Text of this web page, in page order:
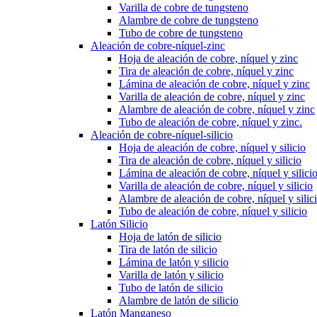
Varilla de cobre de tungsteno
Alambre de cobre de tungsteno
Tubo de cobre de tungsteno
Aleación de cobre-níquel-zinc
Hoja de aleación de cobre, níquel y zinc
Tira de aleación de cobre, níquel y zinc
Lámina de aleación de cobre, níquel y zinc
Varilla de aleación de cobre, níquel y zinc
Alambre de aleación de cobre, níquel y zinc
Tubo de aleación de cobre, níquel y zinc.
Aleación de cobre-níquel-silicio
Hoja de aleación de cobre, níquel y silicio
Tira de aleación de cobre, níquel y silicio
Lámina de aleación de cobre, níquel y silicio
Varilla de aleación de cobre, níquel y silicio
Alambre de aleación de cobre, níquel y
Tubo de aleación de cobre, níquel y silicio
Latón Silicio
Hoja de latón de silicio
Tira de latón de silicio
Lámina de latón y silicio
Varilla de latón y silicio
Tubo de latón de silicio
Alambre de latón de silicio
Latón Manganeso